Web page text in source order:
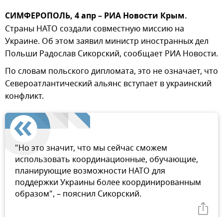
СИМФЕРОПОЛЬ, 4 апр – РИА Новости Крым.
Страны НАТО создали совместную миссию на
Украине. Об этом заявил министр иностранных дел
Польши Радослав Сикорский, сообщает РИА Новости.
По словам польского дипломата, это не означает, что
Североатлантический альянс вступает в украинский
конфликт.
"Но это значит, что мы сейчас сможем
использовать координационные, обучающие,
планирующие возможности НАТО для
поддержки Украины более координированным
образом", – пояснил Сикорский.